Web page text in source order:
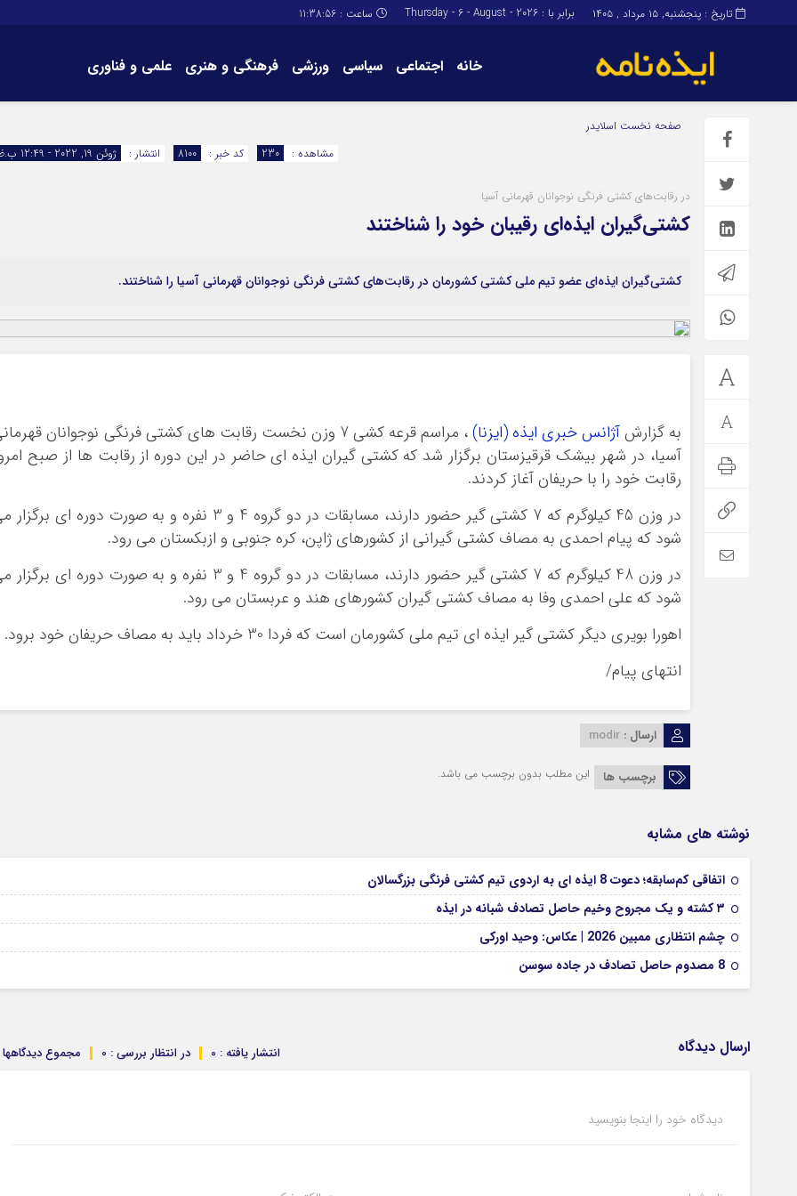
تاریخ : پنجشنبه, ۱۵ مرداد , ۱۴۰۵ برابر با : Thursday - 6 - August - 2026 ساعت : 11:38:56
خانه اجتماعی سیاسی ورزشی فرهنگی و هنری علمی و فناوری
برگه نمونهصفحه نخست اسلایدر
انتشار :
ژوئن 19, 2022 - 12:49 ب.ظ کد خبر : 8100 مشاهده : 230
در رقابت‌های کشتی فرنگی نوجوانان قهرمانی آسیا
کشتی‌گیران ایذه‌ای رقیبان خود را شناختند
کشتی‌گیران ایذه‌ای عضو تیم ملی کشتی کشورمان در رقابت‌های کشتی فرنگی نوجوانان قهرمانی آسیا را شناختند.
به گزارشآژانس خبری ایذه (ایزنا)
، مراسم قرعه کشی 7 وزن نخست رقابت های کشتی فرنگی نوجوانان
آسیا، در شهر بیشک قرقیزستان برگزار شد که کشتی گیران ایذه ای حاضر در این دوره از رقابت ها از صبح
رقابت خود را با حریفان آغاز کردند.
در وزن 45 کیلوگرم که 7 کشتی گیر حضور دارند، مسابقات در دو گروه 4 و 3 نفره و به صورت دوره ای
شود که پیام احمدی به مصاف کشتی گیرانی از کشورهای ژاپن، کره جنوبی و ازبکستان می رود.
در وزن 48 کیلوگرم که 7 کشتی گیر حضور دارند، مسابقات در دو گروه 4 و 3 نفره و به صورت دوره ای
شود که علی احمدی وفا به مصاف کشتی گیران کشورهای هند و عربستان می رود.
اهورا بویری دیگر کشتی گیر ایذه ای تیم ملی کشورمان است که فردا 30 خرداد باید به مصاف حریفان خود برود.
انتهای پیام/
ارسال : modir
برچسب ها این مطلب بدون برچسب می باشد.
نوشته های مشابه
اتفاقی کم‌سابقه؛ دعوت 8 ایذه ای به اردوی تیم کشتی فرنگی بزرگسالان
۳ کشته و یک مجروح وخیم حاصل تصادف شبانه در ایذه
چشم انتظاری ممبین 2026 | عکاس: وحید اورکی
8 مصدوم حاصل تصادف در جاده سوسن
ارسال دیدگاه مجموع دیدگاهها : در انتظار بررسی : 0 انتشار یافته : 0
دیدگاه خود را اینجا بنویسید